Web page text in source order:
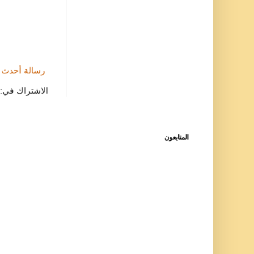
رسالة أحدث
الاشتراك في:
المتابعون